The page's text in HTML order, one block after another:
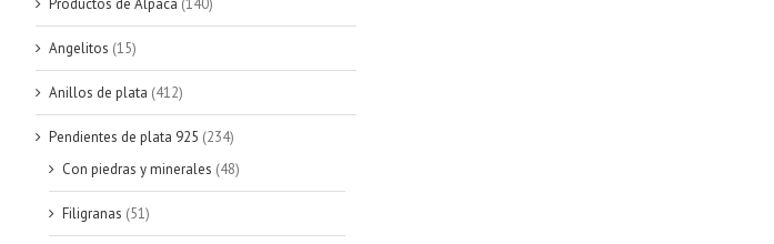
Angelitos (15)
Anillos de plata (412)
Pendientes de plata 925 (234)
Con piedras y minerales (48)
Filigranas (51)